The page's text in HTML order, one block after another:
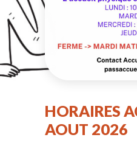
HORAIRES
AOUT 2026